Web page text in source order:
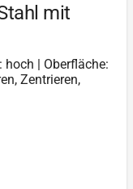
mit
| Oberfläche:
Zentrieren,